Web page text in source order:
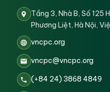
Tầng 3, Nhà B, Số 125
Phương Liệt, Hà Nội,
vncpc.org
vncpc@vncpc.org
(+84 24) 3868 4849